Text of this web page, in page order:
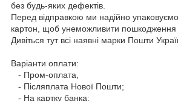
без будь-яких дефектів.
Перед відправкою ми надійно
картон, щоб унеможливити пошкодження
Дивіться тут всі наявні марки Пошти
Варіанти оплати:
- Пром-оплата,
- Післяплата Нової Пошти;
- На картку банка;